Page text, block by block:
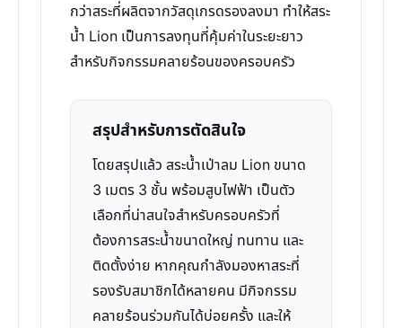
กว่าสระที่ผลิตจากวัสดุเกรดรองลงมา ทำให้สระ
น้ำ Lion เป็นการลงทุนที่คุ้มค่าในระยะยาว
สำหรับกิจกรรมคลายร้อนของครอบครัว
สรุปสำหรับการตัดสินใจ
โดยสรุปแล้ว สระน้ำเป่าลม Lion ขนาด
3 เมตร 3 ชั้น พร้อมสูบไฟฟ้า เป็นตัว
เลือกที่น่าสนใจสำหรับครอบครัวที่
ต้องการสระน้ำขนาดใหญ่ ทนทาน และ
ติดตั้งง่าย หากคุณกำลังมองหาสระที่
รองรับสมาชิกได้หลายคน มีกิจกรรม
คลายร้อนร่วมกันได้บ่อยครั้ง และให้